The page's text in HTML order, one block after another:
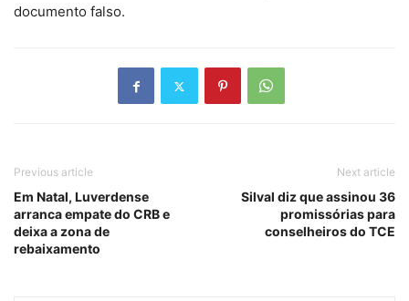
documento falso.
Previous article
Em Natal, Luverdense
arranca empate do CRB e
deixa a zona de
rebaixamento
Next article
Silval diz que assinou 36
promissórias para
conselheiros do TCE